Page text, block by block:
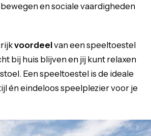
en sociale vaardigheden
voordeelvan een speeltoestel
bij huis blijven en jij kunt relaxen
Een speeltoestel is de ideale
én eindeloos speelplezier voor je